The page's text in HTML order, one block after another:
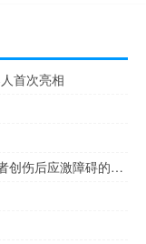
首次亮相
基于正念的干预显示出治疗心脏骤停幸存者创伤后应激障碍的希望